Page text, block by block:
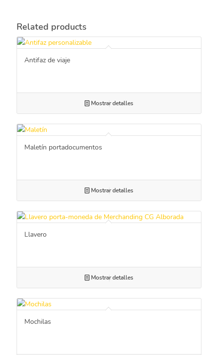
Related products
Antifaz de viaje
Mostrar detalles
Maletín portadocumentos
Mostrar detalles
Llavero
Mostrar detalles
Mochilas